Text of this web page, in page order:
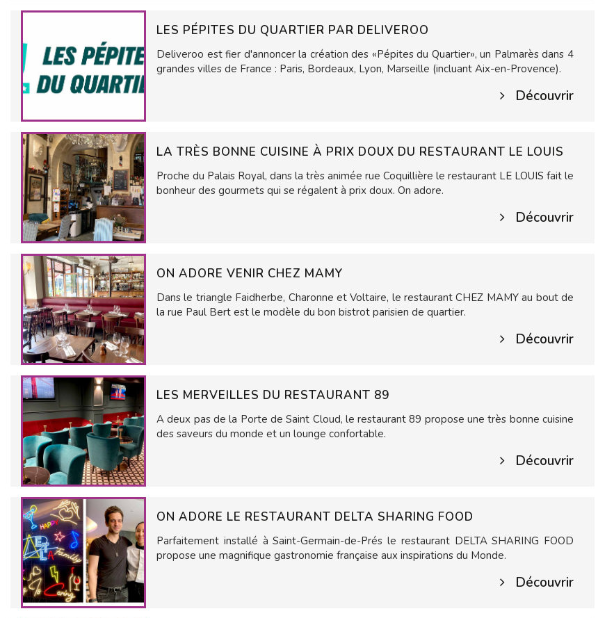
LES PÉPITES DU QUARTIER PAR DELIVEROO
Deliveroo est fier d'annoncer la création des «Pépites du Quartier», un Palmarès dans 4
grandes villes de France : Paris, Bordeaux, Lyon, Marseille (incluant Aix-en-Provence).
Découvrir
LA TRÈS BONNE CUISINE À PRIX DOUX DU RESTAURANT LE LOUIS
Proche du Palais Royal, dans la très animée rue Coquillière le restaurant LE LOUIS fait le
bonheur des gourmets qui se régalent à prix doux. On adore.
Découvrir
ON ADORE VENIR CHEZ MAMY
Dans le triangle Faidherbe, Charonne et Voltaire, le restaurant CHEZ MAMY au bout de
la rue Paul Bert est le modèle du bon bistrot parisien de quartier.
Découvrir
LES MERVEILLES DU RESTAURANT 89
A deux pas de la Porte de Saint Cloud, le restaurant 89 propose une très bonne cuisine
des saveurs du monde et un lounge confortable.
Découvrir
ON ADORE LE RESTAURANT DELTA SHARING FOOD
Parfaitement installé à Saint-Germain-de-Prés le restaurant DELTA SHARING FOOD
propose une magnifique gastronomie française aux inspirations du Monde.
Découvrir